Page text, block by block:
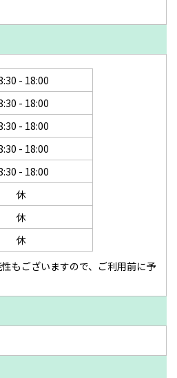
- 18:00
- 18:00
- 18:00
- 18:00
- 18:00
休
休
休
もございますので、ご利用前に予